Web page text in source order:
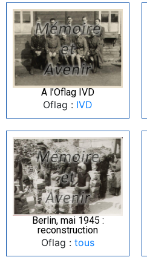
A l’Oflag IVD
Oflag : IVD
Berlin, mai 1945 :
reconstruction
Oflag : tous